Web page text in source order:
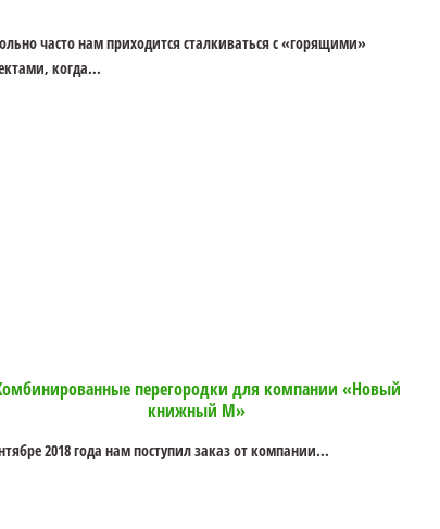
часто нам приходится сталкиваться с «горящими»
когда...
перегородки для компании «Новый
книжный М»
2018 года нам поступил заказ от компании...